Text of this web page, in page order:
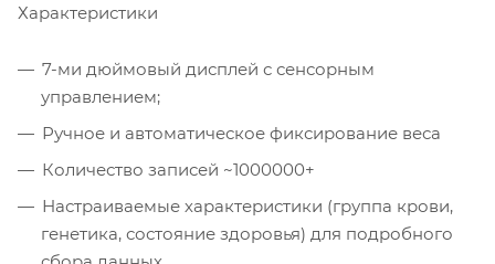
Характеристики
7-ми дюймовый дисплей с сенсорным
управлением;
Ручное и автоматическое фиксирование веса
Количество записей ~1000000+
Настраиваемые характеристики (группа крови,
генетика, состояние здоровья) для подробного